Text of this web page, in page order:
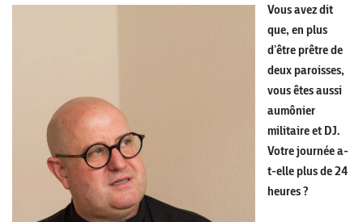
Vous avez dit
que, en plus
d’être prêtre de
deux paroisses,
vous êtes aussi
aumônier
militaire et DJ.
Votre journée a-
t-elle plus de 24
heures ?